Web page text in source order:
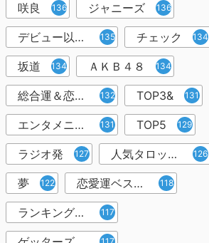
咲良 136 ジャニーズ 136
デビュー以来１万人以上 135 チェック 134
坂道 134 ＡＫＢ４８ 134
総合運＆恋愛運 132 TOP3& 131
エンタメニュース＆コラム 131 TOP5 129
ラジオ発 127 人気タロット占い師 126
夢 122 恋愛運ベスト3 118
ランキング形式 117